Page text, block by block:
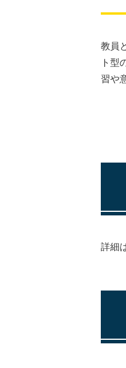
教員
ト型
習や
詳細